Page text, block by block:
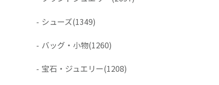
- シューズ(1349)
- バッグ・小物(1260)
- 宝石・ジュエリー(1208)